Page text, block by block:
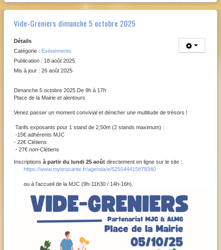
Vide-Greniers dimanche 5 octobre 2025
Détails
Catégorie : Evénements
Publication : 18 août 2025
Mis à jour : 26 août 2025
Dimanche 5 octobre 2025 De 9h à 17h
Place de la Mairie et alentours
Venez passer un moment convivial et dénicher une multitude de trésors !
Tarifs exposants pour 1 stand de 2,50m (2 stands maximum) :
-15€ adhérents MJC
- 22€ Clétiens
- 27€ non-Clétiens
Inscriptions à partir du lundi 25 août directement en ligne sur le site :
https://www.mybrocante.fr/agenda/e/525544415f/78340
ou à l'accueil de la MJC (9h-11h30 / 14h-16h).